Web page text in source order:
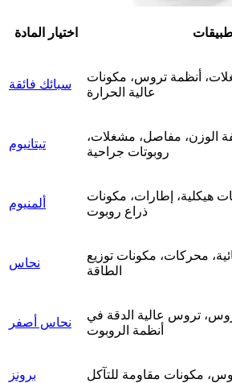
اختيار المادة
سبائك فائقة
أنظمة تروس، مكونات
عالية الحرارة
تيتانيوم
الوزن، مفاصل، مشغلات،
روبوتات جراحية
ألمنيوم
هيكلية، إطارات، مكونات
ذراع روبوت
نحاس
محركات، مكونات توزيع
الطاقة
نحاس أصفر
تروس عالية الدقة في
أنظمة الروبوت
برونز مكونات مقاومة للتآكل